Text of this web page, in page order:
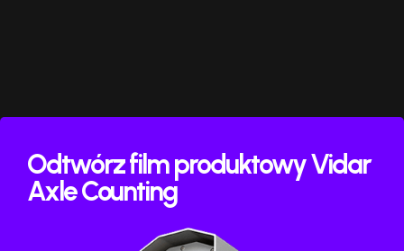
Odtwórz film produktowy Vidar
Axle Counting